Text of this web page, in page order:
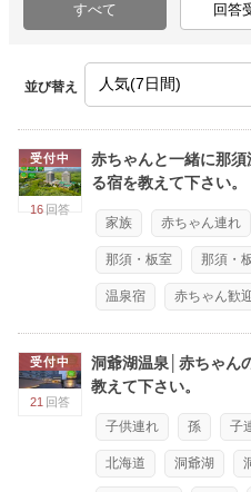
すべて 回答
並び替え
受付中
16 回答
赤ちゃんと一緒に那
る宿を教えて下さい。
家族 赤ちゃん連れ
那須・板室 那須・
温泉宿 赤ちゃん歓
受付中
21 回答
洞爺湖温泉│赤ちゃん
教えて下さい。
子供連れ 孫 子
北海道 洞爺湖